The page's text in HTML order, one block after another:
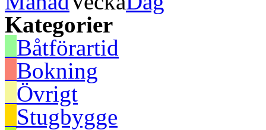
Kategorier
Båtförartid
Bokning
Övrigt
Stugbygge